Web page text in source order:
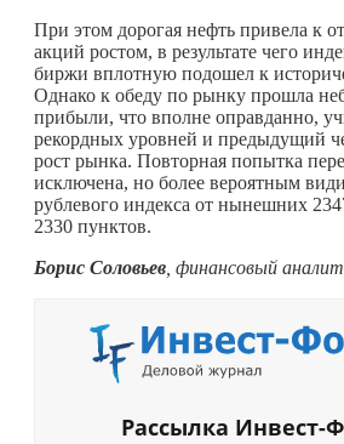
При этом дорогая нефть привела к
акций ростом, в результате чего
биржи вплотную подошел к
Однако к обеду по рынку прошла
прибыли, что вполне оправданно,
рекордных уровней и предыдущий
рост рынка. Повторная попытка
исключена, но более вероятным
рублевого индекса от нынешних
2330 пунктов.
Борис Соловьев , финансовый
Рассылка Инвест-